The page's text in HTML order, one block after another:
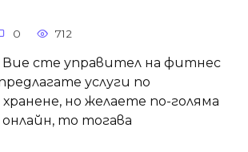
0 712
Вие сте управител на фитнес
услуги по
хранене, но желаете по-голяма
то тогава